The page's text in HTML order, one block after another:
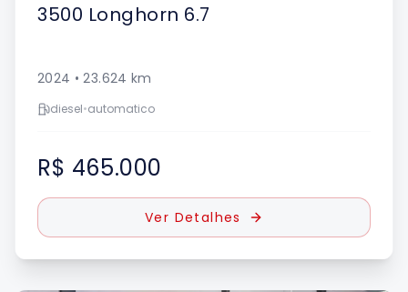
3500 Longhorn 6.7
2024 •23.624 km
diesel•automatico
R$ 465.000
Ver Detalhes